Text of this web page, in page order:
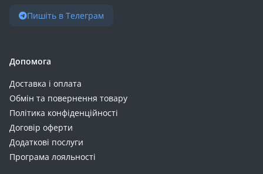
Пишіть в Телеграм
Допомога
Доставка і оплата
Обмін та повернення товару
Політика конфіденційності
Договір оферти
Додаткові послуги
Програма лояльності